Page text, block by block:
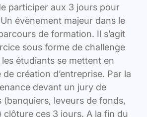
participer aux 3 jours pour
évènement majeur dans le
de formation. Il s’agit
sous forme de challenge
étudiants se mettent en
création d’entreprise. Par la
devant un jury de
(banquiers, leveurs de fonds,
ces 3 jours. A la fin du